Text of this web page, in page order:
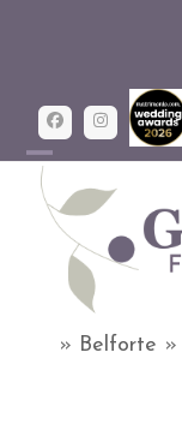
content
FacebookInstagram
Open
mobile
menu
Close
mobile
menu
» Belforte »